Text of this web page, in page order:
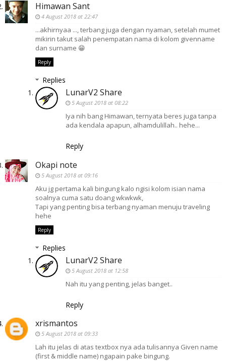
Himawan Sant
4 August 2018 at 22:47
...akhirnyaa ..., terbang juga dengan nyaman, setelah mumet
mikirin takut salah penempatan nama di kolom givenname
dan surname 😁
Reply
Replies
LunarV2 Share
5 August 2018 at 08:22
Iya nih bang Himawan, ternyata beres juga tanpa
ada kendala apapun, alhamdulillah.. hehe...
Reply
Okapi note
5 August 2018 at 09:16
Aku jg pertama kali bingung kalo ngisi kolom isian nama
soalnya cuma satu doang wkwkwk,
Tapi yang penting bisa terbang nyaman menuju traveling
hehe
Reply
Replies
LunarV2 Share
5 August 2018 at 12:58
Nah itu yang penting, jelas banget..
Reply
xrismantos
5 August 2018 at 09:33
Lah itu jelas di atas textbox nya ada tulisannya Given name
(first & middle name) ngapain pake bingung.